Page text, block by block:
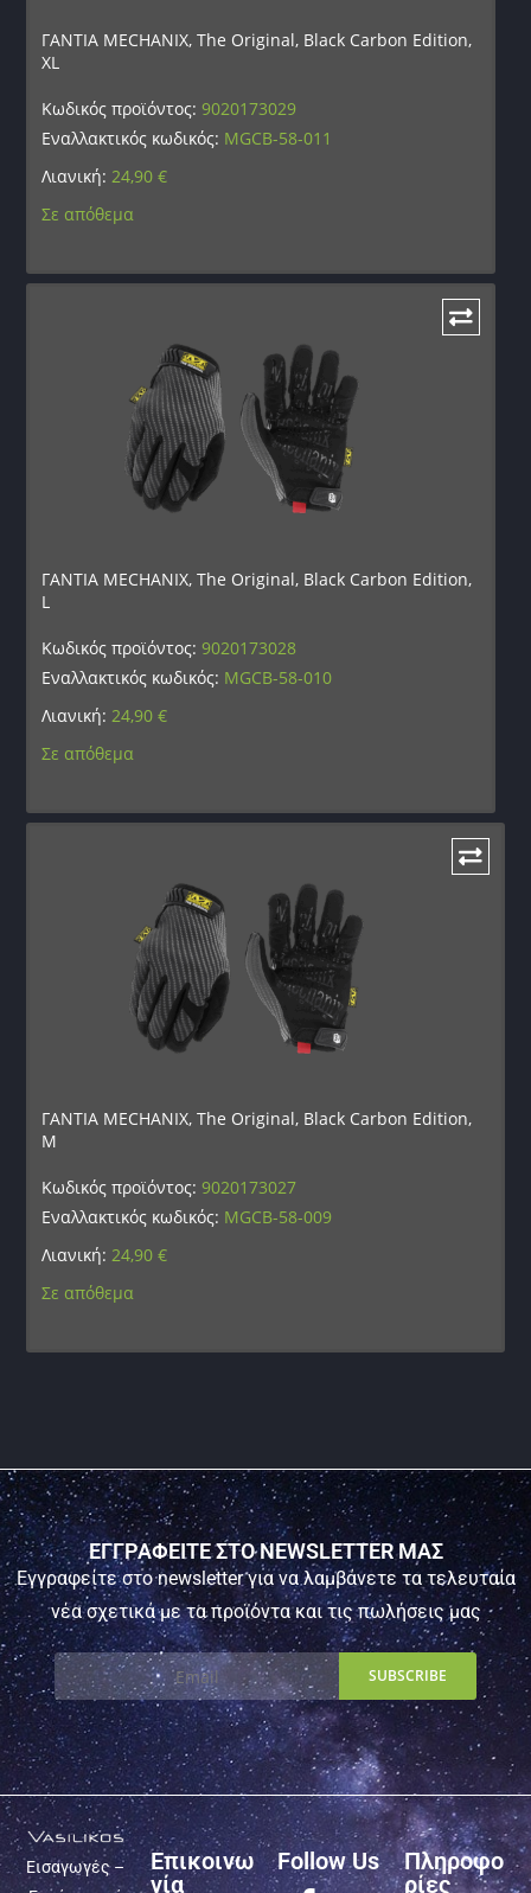
ΓΑΝΤΙΑ MECHANIX, The Original, Black Carbon Edition,
XL
Κωδικός προϊόντος:9020173029
Εναλλακτικός κωδικός: MGCB-58-011
Λιανική: 24,90€
Σε απόθεμα
ΓΑΝΤΙΑ MECHANIX, The Original, Black Carbon Edition,
L
Κωδικός προϊόντος:9020173028
Εναλλακτικός κωδικός: MGCB-58-010
Λιανική:24,90€
Σε απόθεμα
ΓΑΝΤΙΑ MECHANIX, The Original, Black Carbon Edition,
M
Κωδικός προϊόντος:9020173027
Εναλλακτικός κωδικός: MGCB-58-009
Λιανική:24,90€
Σε απόθεμα
ΕΓΓΡΑΦΕΙΤΕ ΣΤΟ NEWSLETTER ΜΑΣ
Εγγραφείτε στο newsletter για να λαμβάνετε τα τελευταία
νέα σχετικά με τα προϊόντα και τις πωλήσεις μας
Εισαγωγές –
Επικοινω
νία
Follow Us
Πληροφο
ρίες